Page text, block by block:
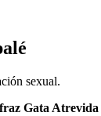
sexual.
Gata Atrevida